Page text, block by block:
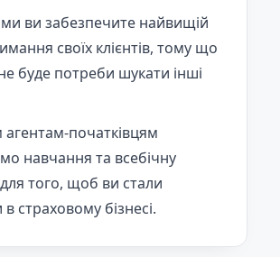
ви забезпечите найвищій
своїх клієнтів, тому що
буде потреби шукати інші
початківцям
навчання та всебічну
того, щоб ви стали
страховому бізнесі.